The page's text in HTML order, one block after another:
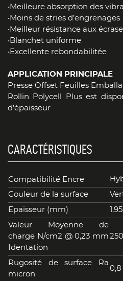
•Meilleure absorption des
•Moins de stries d’engrenages
•Meilleur résistance aux
•Blanchet uniforme
•Excellente rebondabilitée
APPLICATION PRINCIPALE
Presse Offset Feuilles
Rollin Polycell Plus est
d’épaisseur
CARACTÉRISTIQUES
Compatibilité Encre
Couleur de la surface
Epaisseur (mm)
1,95
Valeur Moyenne de
charge N/cm2 @ 0,23 mm
Identation
250
Rugosité de surface Ra
micron
0,8